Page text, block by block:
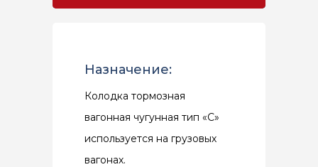
Назначение:
Колодка тормозная
вагонная чугунная тип «С»
используется на грузовых
вагонах.